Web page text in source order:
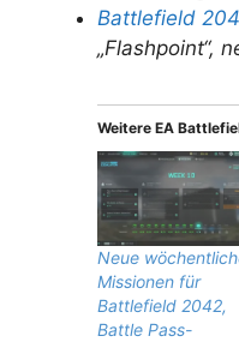
Battlefield
„Flashpoint“,
Weitere EA
Neue
Missionen für
Battlefield 2042,
Battle Pass-